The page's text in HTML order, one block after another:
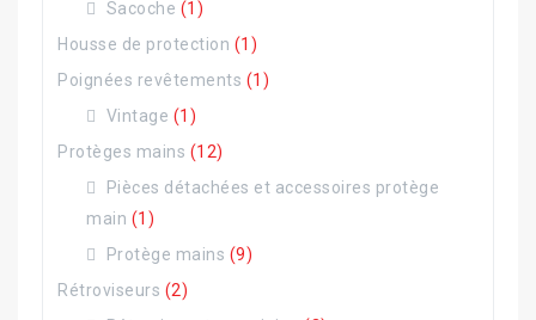
Sacoche (1)
Housse de protection (1)
Poignées revêtements (1)
Vintage (1)
Protèges mains (12)
Pièces détachées et accessoires protège
main (1)
Protège mains (9)
Rétroviseurs (2)